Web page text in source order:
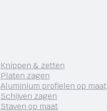
Knippen & zetten
Platen zagen
Aluminium profielen op maat
Schijven zagen
Staven op maat